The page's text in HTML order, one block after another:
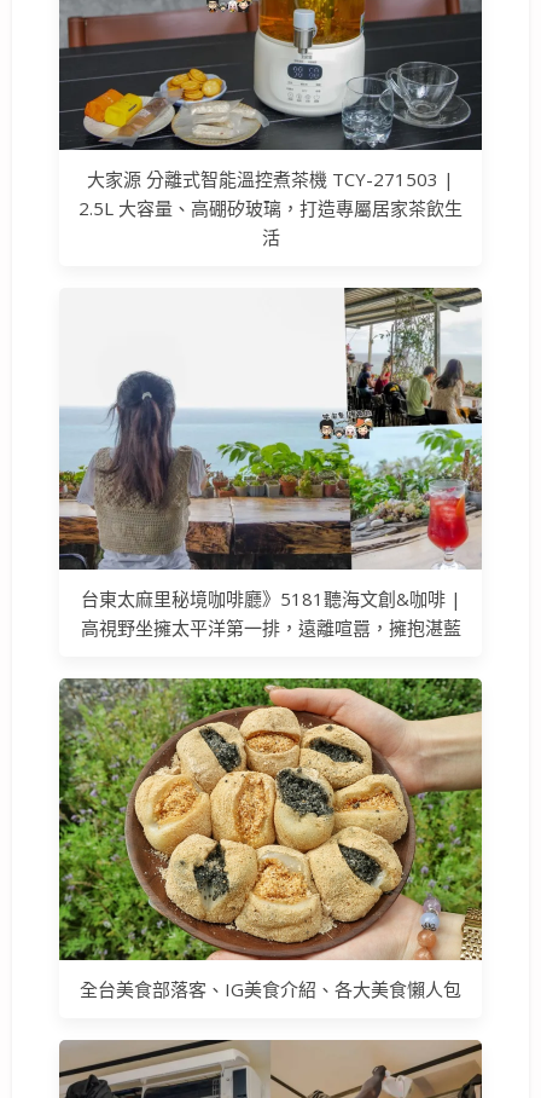
大家源 分離式智能溫控煮茶機 TCY-271503 |
2.5L 大容量、高硼矽玻璃，打造專屬居家茶飲生
活
台東太麻里秘境咖啡廳》5181聽海文創&咖啡 |
高視野坐擁太平洋第一排，遠離喧囂，擁抱湛藍
全台美食部落客、IG美食介紹、各大美食懶人包